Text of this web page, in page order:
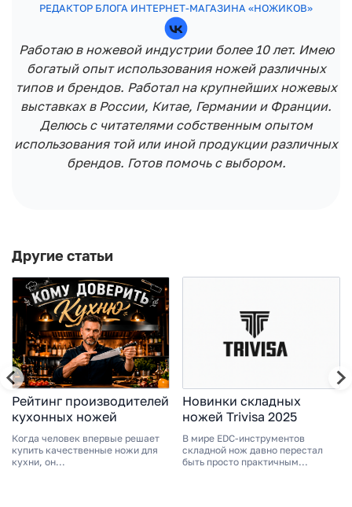
РЕДАКТОР БЛОГА ИНТЕРНЕТ-МАГАЗИНА «НОЖИКОВ»
Работаю в ножевой индустрии более 10 лет. Имею
богатый опыт использования ножей различных
типов и брендов. Работал на крупнейших ножевых
выставках в России, Китае, Германии и Франции.
Делюсь с читателями собственным опытом
использования той или иной продукции различных
брендов. Готов помочь с выбором.
Другие статьи
Рейтинг производителей
кухонных ножей
Когда человек впервые решает
купить качественные ножи для
кухни, он...
Новинки складных
ножей Trivisa 2025
В мире EDC-инструментов
складной нож давно перестал
быть просто практичным...